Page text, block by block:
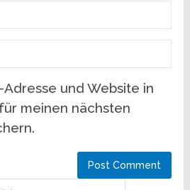
und Website in
meinen nächsten